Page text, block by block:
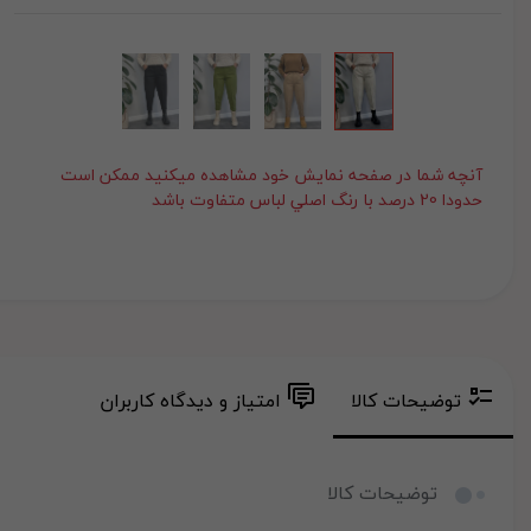
آنچه شما در صفحه نمايش خود مشاهده ميکنيد ممکن است
حدودا 20 درصد با رنگ اصلي لباس متفاوت باشد
توضیحات کالا امتیاز و دیدگاه کاربران
توضیحات کالا